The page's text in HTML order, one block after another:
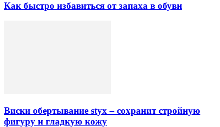
Как быстро избавиться от запаха в обуви
Виски обертывание styx – сохранит стройную
фигуру и гладкую кожу